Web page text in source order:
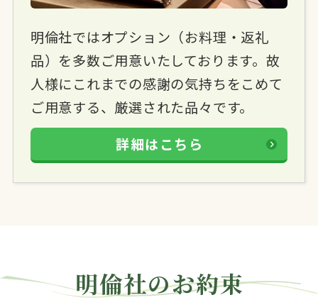
明倫社ではオプション（お料理・返礼
品）を多数ご用意いたしております。故
人様にこれまでの感謝の気持ちをこめて
ご用意する、厳選された品々です。
詳細はこちら
明倫社のお約束